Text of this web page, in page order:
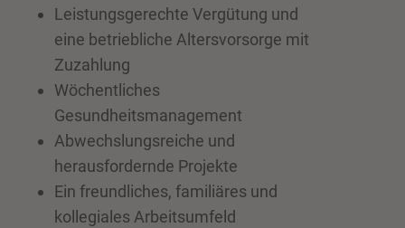
Leistungsgerechte Vergütung und
eine betriebliche Altersvorsorge mit
Zuzahlung
Wöchentliches
Gesundheitsmanagement
Abwechslungsreiche und
herausfordernde Projekte
Ein freundliches, familiäres und
kollegiales Arbeitsumfeld